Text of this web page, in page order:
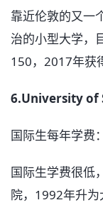
靠近伦敦的又一
治的小型大学，
150，2017年获
6.University of
国际生每年学费
国际生学费很低
院，1992年升